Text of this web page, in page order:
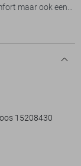
maar ook een
met de
voelt de stof
bewegingen
avond
boeten op stijl,
als nette
om te
verfijnde
15208430